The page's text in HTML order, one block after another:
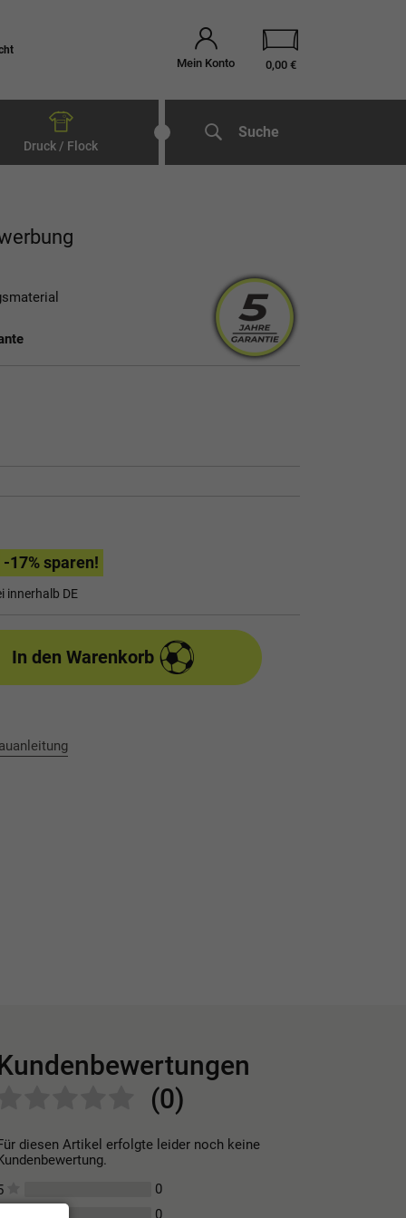
Mein Konto 0,00 €
Druck / Flock
Suche
-17% sparen!
innerhalb DE
In den Warenkorb
(0)
diesen Artikel erfolgte leider noch keine
0
0